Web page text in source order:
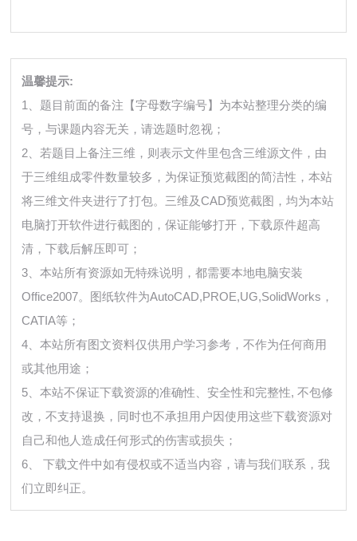
温馨提示:
1、题目前面的备注【字母数字编号】为本站整理分类的编
号，与课题内容无关，请选题时忽视；
2、若题目上备注三维，则表示文件里包含三维源文件，由
于三维组成零件数量较多，为保证预览截图的简洁性，本站
将三维文件夹进行了打包。三维及CAD预览截图，均为本站
电脑打开软件进行截图的，保证能够打开，下载原件超高
清，下载后解压即可；
3、本站所有资源如无特殊说明，都需要本地电脑安装
Office2007。图纸软件为AutoCAD,PROE,UG,SolidWorks，
CATIA等；
4、本站所有图文资料仅供用户学习参考，不作为任何商用
或其他用途；
5、本站不保证下载资源的准确性、安全性和完整性, 不包修
改，不支持退换，同时也不承担用户因使用这些下载资源对
自己和他人造成任何形式的伤害或损失；
6、 下载文件中如有侵权或不适当内容，请与我们联系，我
们立即纠正。